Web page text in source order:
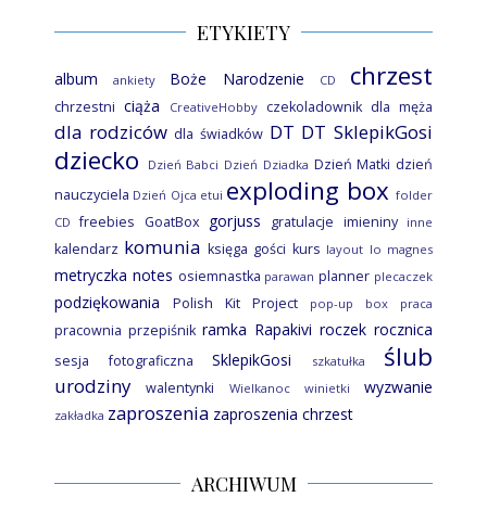
ETYKIETY
album ankiety Boże Narodzenie CD chrzest
chrzestni ciąża CreativeHobby czekoladownik dla męża
dla rodziców dla świadków DT DT SklepikGosi
dziecko Dzień Babci Dzień Dziadka Dzień Matki dzień
nauczyciela Dzień Ojca etui exploding box folder
CD
freebies GoatBox gorjuss gratulacje imieniny inne
kalendarz komunia księga gości kurs layout lo magnes
metryczka notes osiemnastka parawan planner plecaczek
podziękowania Polish Kit Project pop-up box praca
pracownia przepiśnik ramka Rapakivi roczek rocznica
sesja fotograficzna SklepikGosi szkatułka ślub
urodziny walentynki Wielkanoc winietki wyzwanie
zakładka zaproszenia zaproszenia chrzest
ARCHIWUM